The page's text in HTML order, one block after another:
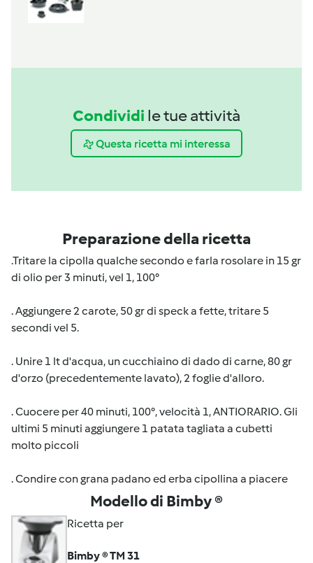
Condividi le tue attività
Questa ricetta mi interessa
Preparazione della ricetta
.Tritare la cipolla qualche secondo e farla rosolare in 15 gr
di olio per 3 minuti, vel 1, 100°
. Aggiungere 2 carote, 50 gr di speck a fette, tritare 5
secondi vel 5.
. Unire 1 lt d'acqua, un cucchiaino di dado di carne, 80 gr
d'orzo (precedentemente lavato), 2 foglie d'alloro.
. Cuocere per 40 minuti, 100°, velocità 1, ANTIORARIO. Gli
ultimi 5 minuti aggiungere 1 patata tagliata a cubetti
molto piccoli
. Condire con grana padano ed erba cipollina a piacere
Modello di Bimby ®
Ricetta per
Bimby ® TM 31